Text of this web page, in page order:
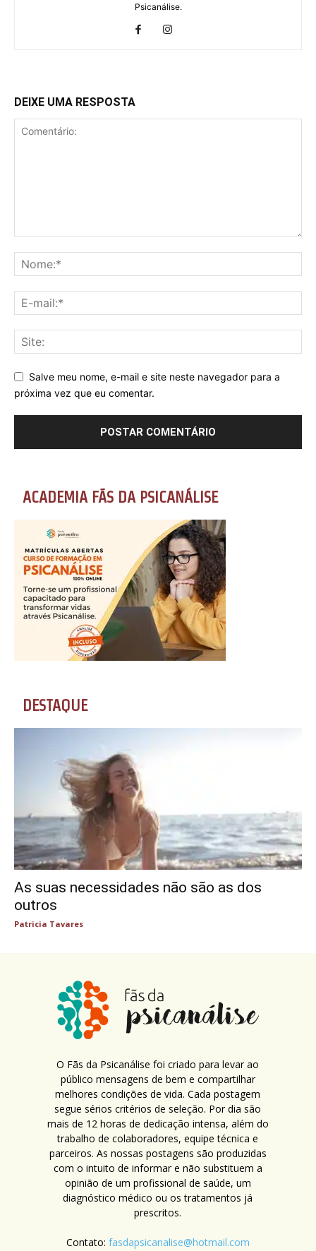
Psicanálise.
DEIXE UMA RESPOSTA
Salve meu nome, e-mail e site neste navegador para a
próxima vez que eu comentar.
ACADEMIA FÃS DA PSICANÁLISE
DESTAQUE
As suas necessidades não são as dos
outros
Patricia Tavares
O Fãs da Psicanálise foi criado para levar ao
público mensagens de bem e compartilhar
melhores condições de vida. Cada postagem
segue sérios critérios de seleção. Por dia são
mais de 12 horas de dedicação intensa, além do
trabalho de colaboradores, equipe técnica e
parceiros. As nossas postagens são produzidas
com o intuito de informar e não substituem a
opinião de um profissional de saúde, um
diagnóstico médico ou os tratamentos já
prescritos.
Contato: fasdapsicanalise@hotmail.com